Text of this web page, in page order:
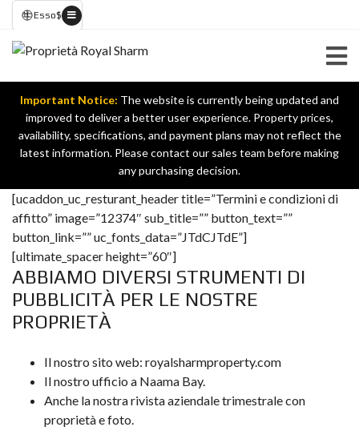
Esso$
Important Notice: The website is currently being updated and
improved to deliver a better user experience. Property prices,
availability, specifications, and payment plans may not reflect the
latest information. Please contact our sales team before making
any purchasing decision.
Termini e condizioni di affitto
[ucaddon_uc_resturant_header title=”Termini e condizioni di
affitto” image=”12374″ sub_title=”” button_text=””
button_link=”” uc_fonts_data=”JTdCJTdE”]
[ultimate_spacer height=”60″]
ABBIAMO DIVERSI STRUMENTI DI
PUBBLICITÀ PER LE NOSTRE
PROPRIETÀ
Il nostro sito web: royalsharmproperty.com
Il nostro ufficio a Naama Bay.
Anche la nostra rivista aziendale trimestrale con
proprietà e foto.